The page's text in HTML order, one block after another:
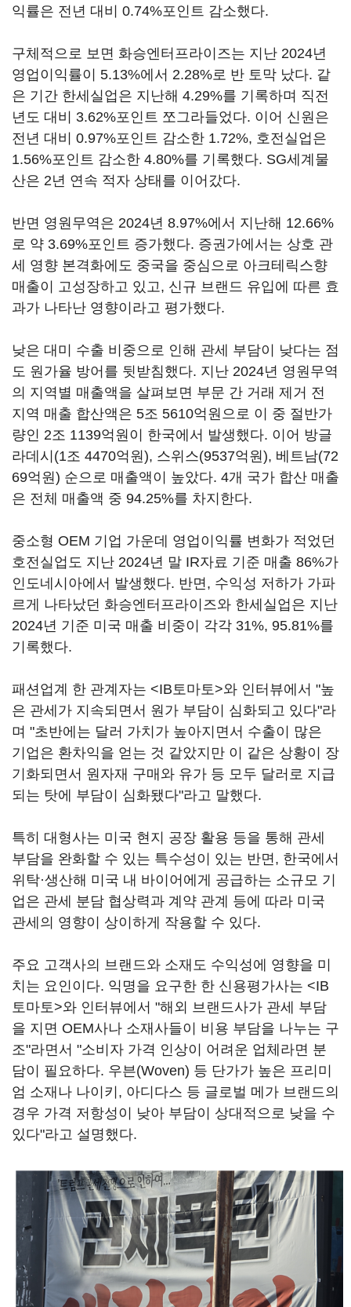
익률은 전년 대비 0.74%포인트 감소했다.
구체적으로 보면 화승엔터프라이즈는 지난 2024년
영업이익률이 5.13%에서 2.28%로 반 토막 났다. 같
은 기간 한세실업은 지난해 4.29%를 기록하며 직전
년도 대비 3.62%포인트 쪼그라들었다. 이어 신원은
전년 대비 0.97%포인트 감소한 1.72%, 호전실업은
1.56%포인트 감소한 4.80%를 기록했다. SG세계물
산은 2년 연속 적자 상태를 이어갔다.
반면 영원무역은 2024년 8.97%에서 지난해 12.66%
로 약 3.69%포인트 증가했다. 증권가에서는 상호 관
세 영향 본격화에도 중국을 중심으로 아크테릭스향
매출이 고성장하고 있고, 신규 브랜드 유입에 따른 효
과가 나타난 영향이라고 평가했다.
낮은 대미 수출 비중으로 인해 관세 부담이 낮다는 점
도 원가율 방어를 뒷받침했다. 지난 2024년 영원무역
의 지역별 매출액을 살펴보면 부문 간 거래 제거 전
지역 매출 합산액은 5조 5610억원으로 이 중 절반가
량인 2조 1139억원이 한국에서 발생했다. 이어 방글
라데시(1조 4470억원), 스위스(9537억원), 베트남(72
69억원) 순으로 매출액이 높았다. 4개 국가 합산 매출
은 전체 매출액 중 94.25%를 차지한다.
중소형 OEM 기업 가운데 영업이익률 변화가 적었던
호전실업도 지난 2024년 말 IR자료 기준 매출 86%가
인도네시아에서 발생했다. 반면, 수익성 저하가 가파
르게 나타났던 화승엔터프라이즈와 한세실업은 지난
2024년 기준 미국 매출 비중이 각각 31%, 95.81%를
기록했다.
패션업계 한 관계자는 <IB토마토>와 인터뷰에서 "높
은 관세가 지속되면서 원가 부담이 심화되고 있다"라
며 "초반에는 달러 가치가 높아지면서 수출이 많은
기업은 환차익을 얻는 것 같았지만 이 같은 상황이 장
기화되면서 원자재 구매와 유가 등 모두 달러로 지급
되는 탓에 부담이 심화됐다"라고 말했다.
특히 대형사는 미국 현지 공장 활용 등을 통해 관세
부담을 완화할 수 있는 특수성이 있는 반면, 한국에서
위탁·생산해 미국 내 바이어에게 공급하는 소규모 기
업은 관세 분담 협상력과 계약 관계 등에 따라 미국
관세의 영향이 상이하게 작용할 수 있다.
주요 고객사의 브랜드와 소재도 수익성에 영향을 미
치는 요인이다. 익명을 요구한 한 신용평가사는 <IB
토마토>와 인터뷰에서 "해외 브랜드사가 관세 부담
을 지면 OEM사나 소재사들이 비용 부담을 나누는 구
조"라면서 "소비자 가격 인상이 어려운 업체라면 분
담이 필요하다. 우븐(Woven) 등 단가가 높은 프리미
엄 소재나 나이키, 아디다스 등 글로벌 메가 브랜드의
경우 가격 저항성이 낮아 부담이 상대적으로 낮을 수
있다"라고 설명했다.